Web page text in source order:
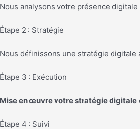
Nous analysons votre présence
Étape 2 : Stratégie
Nous définissons une stratégie digitale
Étape 3 : Exécution
Mise en œuvre votre stratégie digitale
Étape 4 : Suivi